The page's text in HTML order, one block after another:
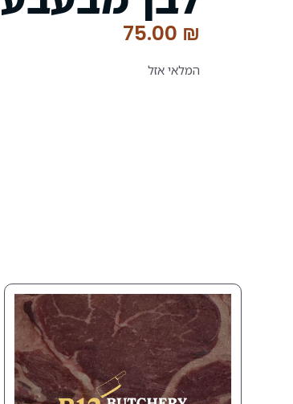
75.00 ₪
המלאי אזל